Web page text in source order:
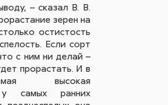
– сказал В. В.
зерен на
остистость
Если сорт
с ним ни делай –
прорастать. И в
высокая
у самых ранних